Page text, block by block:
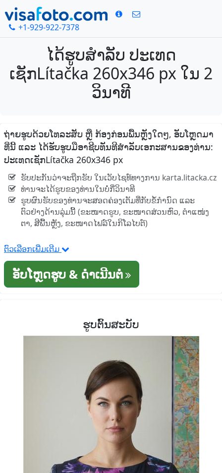
+1-929-922-7378
ໄດ້ຮູບສໍາລັບ ປະເທດ
ເຊັກLítačka 260x346 px ໃນ 2
ວິນາທີ
ຖ່າຍຮູບດ້ວຍໂທລະສັບ ຫຼື ກ້ອງກ່ອນພື້ນຫຼັງໃດໆ, ອັບໂຫຼດມາ
ທີ່ນີ້ ແລະ ໄດ້ຮັບຮູບມືອາຊີບທັນທີສໍາລັບເອກະສານຂອງທ່ານ:
ປະເທດເຊັກLítačka 260x346 px
ຮັບປະກັນວ່າຈະຖືກຮັບ ໃນເວັບໄຊທ໌ທາງການ karta.litacka.cz
ທ່ານຈະໄດ້ຮູບຂອງທ່ານໃນບໍ່ກີ່ວິນາທີ
ຮູບຜົນຮັບຂອງທ່ານຈະສອດຄ່ອງເຕັມທີ່ກັບຂໍ້ກໍານົດ ແລະ
ຕົວຢ່າງດ້ານລຸ່ມນີ້ (ຂະໜາດຮູບ, ຂະໜາດສ່ວນຫົວ, ຕໍາແໜ່ງ
ຕາ, ສີພື້ນຫຼັງ, ຂະໜາດໄຟລ໌ໃນກິໂລໄບຕ໌)
ຕົວເລືອກເພີ່ມເຕີມ
ອັບໂຫຼດຮູບ & ດໍາເນີນຕໍ່
ຮູບຕົ້ນສະບັບ